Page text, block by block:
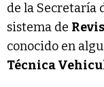
de la Secretaría
sistema de
conocido en
Técnica